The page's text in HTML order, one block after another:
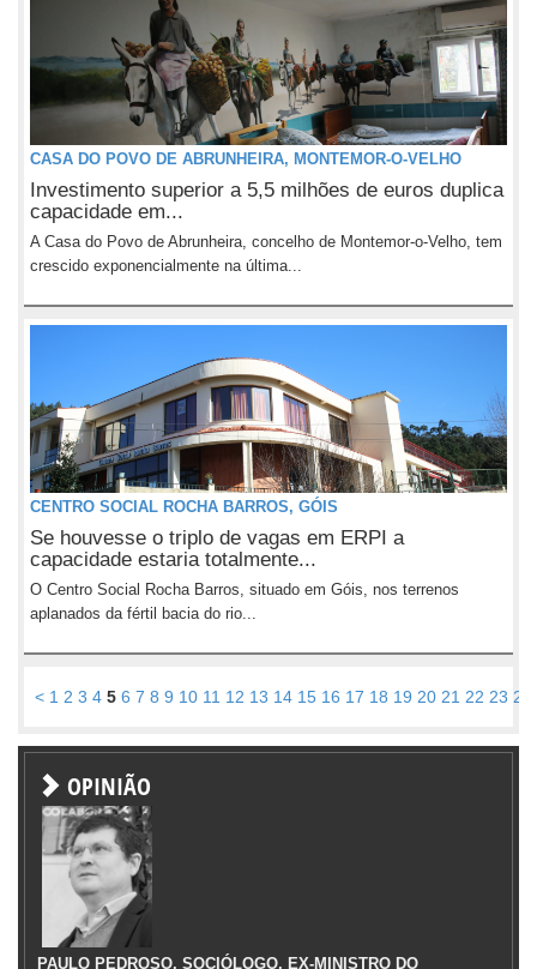
CASA DO POVO DE ABRUNHEIRA, MONTEMOR-O-VELHO
Investimento superior a 5,5 milhões de euros duplica
capacidade em...
A Casa do Povo de Abrunheira, concelho de Montemor-o-Velho, tem
crescido exponencialmente na última...
CENTRO SOCIAL ROCHA BARROS, GÓIS
Se houvesse o triplo de vagas em ERPI a
capacidade estaria totalmente...
O Centro Social Rocha Barros, situado em Góis, nos terrenos
aplanados da fértil bacia do rio...
< 1 2 3 4 5 6 7 8 9 10 11 12 13 14 15 16 17 18 19 20 21 22 23 24
OPINIÃO
PAULO PEDROSO, SOCIÓLOGO, EX-MINISTRO DO